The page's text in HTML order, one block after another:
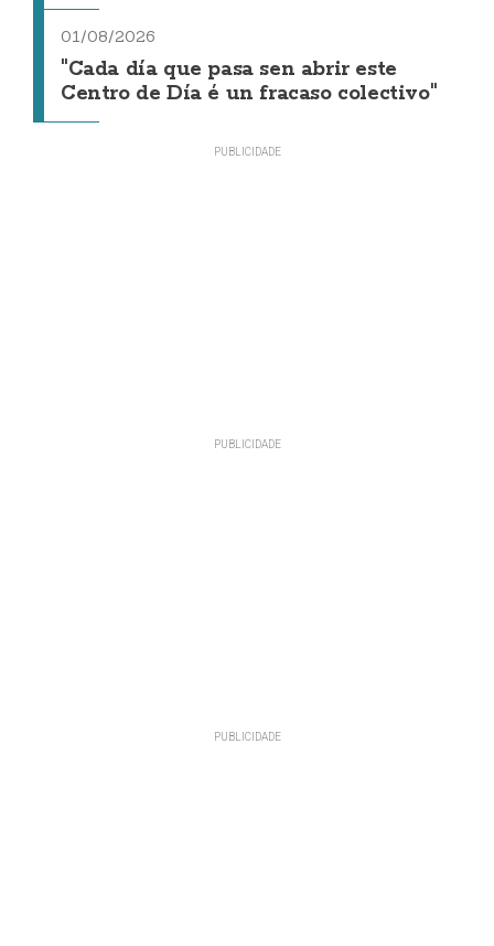
01/08/2026
"Cada día que pasa sen abrir este
Centro de Día é un fracaso colectivo"